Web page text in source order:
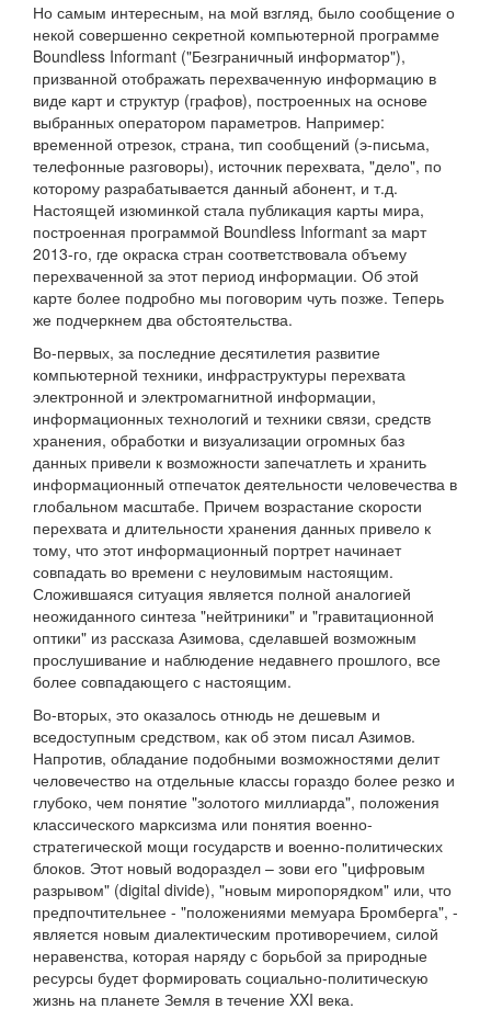
Но самым интересным, на мой взгляд, было сообщение о
некой совершенно секретной компьютерной программе
Boundless Informant ("Безграничный информатор"),
призванной отображать перехваченную информацию в
виде карт и структур (графов), построенных на основе
выбранных оператором параметров. Например:
временной отрезок, страна, тип сообщений (э-письма,
телефонные разговоры), источник перехвата, "дело", по
которому разрабатывается данный абонент, и т.д.
Настоящей изюминкой стала публикация карты мира,
построенная программой Boundless Informant за март
2013-го, где окраска стран соответствовала объему
перехваченной за этот период информации. Об этой
карте более подробно мы поговорим чуть позже. Теперь
же подчеркнем два обстоятельства.
Во-первых, за последние десятилетия развитие
компьютерной техники, инфраструктуры перехвата
электронной и электромагнитной информации,
информационных технологий и техники связи, средств
хранения, обработки и визуализации огромных баз
данных привели к возможности запечатлеть и хранить
информационный отпечаток деятельности человечества в
глобальном масштабе. Причем возрастание скорости
перехвата и длительности хранения данных привело к
тому, что этот информационный портрет начинает
совпадать во времени с неуловимым настоящим.
Сложившаяся ситуация является полной аналогией
неожиданного синтеза "нейтриники" и "гравитационной
оптики" из рассказа Азимова, сделавшей возможным
прослушивание и наблюдение недавнего прошлого, все
более совпадающего с настоящим.
Во-вторых, это оказалось отнюдь не дешевым и
вседоступным средством, как об этом писал Азимов.
Напротив, обладание подобными возможностями делит
человечество на отдельные классы гораздо более резко и
глубоко, чем понятие "золотого миллиарда", положения
классического марксизма или понятия военно-
стратегической мощи государств и военно-политических
блоков. Этот новый водораздел – зови его "цифровым
разрывом" (digital divide), "новым миропорядком" или, что
предпочтительнее - "положениями мемуара Бромберга", -
является новым диалектическим противоречием, силой
неравенства, которая наряду с борьбой за природные
ресурсы будет формировать социально-политическую
жизнь на планете Земля в течение XXI века.